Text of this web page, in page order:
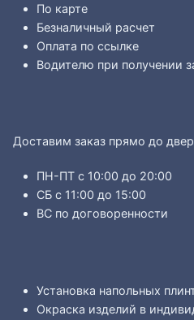
По карте
Безналичный расчет
Оплата по ссылке
Водителю при получении
Доставим заказ прямо до
ПН-ПТ с 10:00 до 20:00
СБ с 11:00 до 15:00
ВС по договоренности
Установка напольных
Окраска изделий в